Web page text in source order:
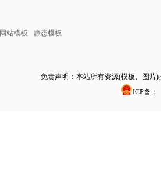
网站模板 静态模板
免责声明：本站所有资源(模板、图片
ICP备：